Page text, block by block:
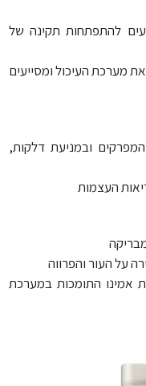
להתפתחות תקינה של
העיכול ומסייעים
ובמניעת דלקות,
התומכות במערכת